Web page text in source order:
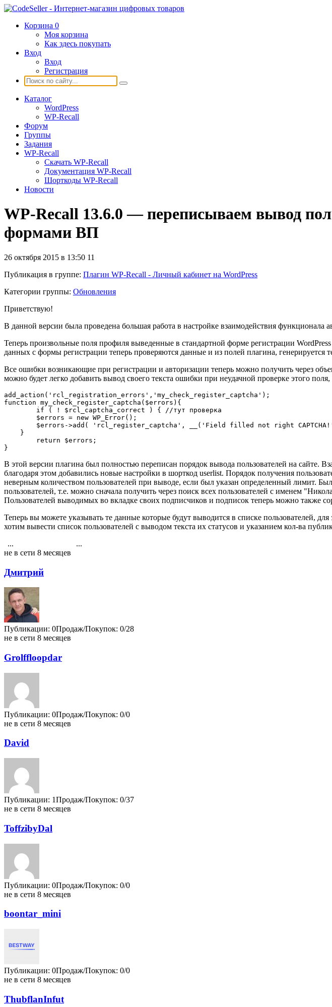
Корзина 0
Моя корзина
Как здесь покупать
Вход
Вход
Регистрация
Каталог
WordPress
WP-Recall
Форум
Группы
Задания
WP-Recall
Скачать WP-Recall
Документация WP-Recall
Шорткоды WP-Recall
Новости
WP-Recall 13.6.0 — переписываем вывод
формами ВП
26 октября 2015 в 13:50 11
Публикация в группе: Плагин WP-Recall - Личный кабинет на WordPress
Категории группы: Обновления
Приветствую!
В данной версии была проведена большая работа в настройке взаимодействия функционала
Теперь произвольные поля профиля выведенные в стандартной форме регистрации
данных с формы регистрации теперь проверяются данные и из полей плагина,
Все ошибки возникающие при регистрации и авторизации теперь можно получить через
можно будет легко добавить вывод своего текста ошибки при неудачной проверке этого
add_action('rcl_registration_errors','my_check_register_captcha');
function my_check_register_captcha($errors){
        $errors = new WP_Error();
$errors->add( 'rcl_register_captcha', __('Field filled not right
    }
}
В этой версии плагина был полностью переписан порядок вывода пользователей на сайте.
благодаря этом добавились новые настройки в шорткод userlist. Порядок получения
неверным количеством пользователей при выводе, если был указан определенный лимит.
пользователей, т.е. можно сначала получить через поиск всех пользователей с именем
Пользователей выводимых во вкладке своих подписчиков и подписок теперь можно также
Теперь вы можете указывать те данные которые будут выводится в списке пользователей,
хотим вывести список пользователей с выводом текста их статусов и указанием кол-ва
... ...
не в сети 8 месяцев
Дмитрий
Публикации: 0Продаж/Покупок: 0/28
не в сети 8 месяцев
Grolffloopdar
Публикации: 0Продаж/Покупок: 0/0
не в сети 8 месяцев
David
Публикации: 1Продаж/Покупок: 0/37
не в сети 8 месяцев
ToffzibyDal
Публикации: 0Продаж/Покупок: 0/0
не в сети 8 месяцев
boontar_mini
Публикации: 0Продаж/Покупок: 0/0
не в сети 8 месяцев
ThubflanInfut